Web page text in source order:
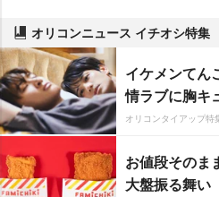
オリコンニュース イチオシ特集
イケメンてん
情ラブに胸キ
オリコンタイアップ特
お値段そのま
大盤振る舞い